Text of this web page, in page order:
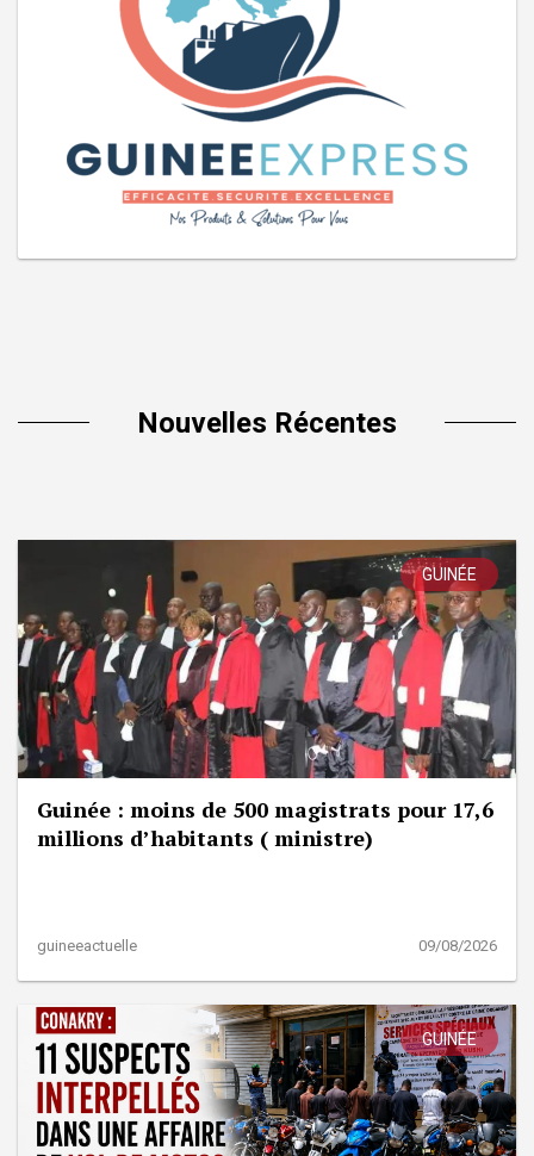
Nouvelles Récentes
GUINÉE
Guinée : moins de 500 magistrats pour 17,6
millions d’habitants ( ministre)
guineeactuelle 09/08/2026
GUINÉE